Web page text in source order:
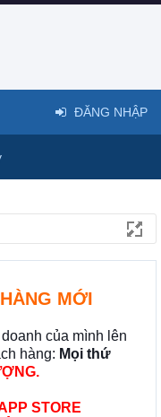
MỚI
của mình lên
hàng: Mọi thứ
STORE
ĐĂNG NHẬP